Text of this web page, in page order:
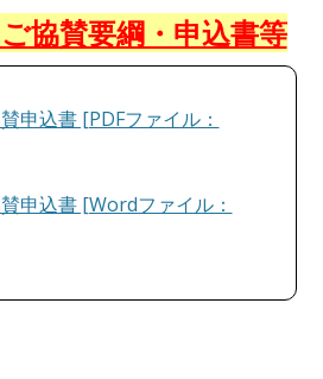
協賛要綱・申込書等
申込書 [PDFファイル：
申込書 [Wordファイル：